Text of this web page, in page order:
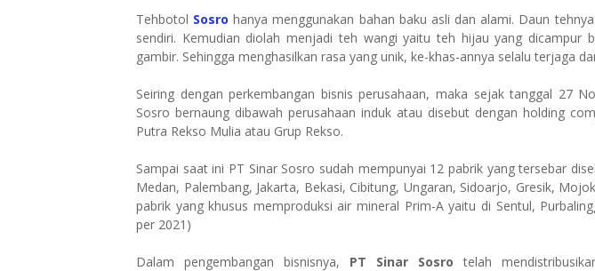
Tehbotol Sosro hanya menggunakan bahan baku asli dan alami. Daun
sendiri. Kemudian diolah menjadi teh wangi yaitu teh hijau yang dicampur
gambir. Sehingga menghasilkan rasa yang unik, ke-khas-annya selalu terjaga
Seiring dengan perkembangan bisnis perusahaan, maka sejak tanggal 27
Sosro bernaung dibawah perusahaan induk atau disebut dengan holding
Putra Rekso Mulia atau Grup Rekso.
Sampai saat ini PT Sinar Sosro sudah mempunyai 12 pabrik yang tersebar
Medan, Palembang, Jakarta, Bekasi, Cibitung, Ungaran, Sidoarjo, Gresik,
pabrik yang khusus memproduksi air mineral Prim-A yaitu di Sentul,
per 2021)
Dalam pengembangan bisnisnya, PT Sinar Sosrotelah